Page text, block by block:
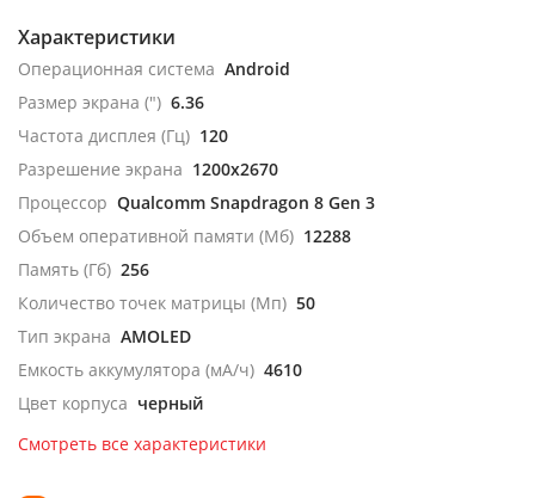
Характеристики
Операционная система Android
Размер экрана (") 6.36
Частота дисплея (Гц) 120
Разрешение экрана 1200x2670
Процессор Qualcomm Snapdragon 8 Gen 3
Объем оперативной памяти (Мб) 12288
Память (Гб) 256
Количество точек матрицы (Мп) 50
Тип экрана AMOLED
Емкость аккумулятора (мА/ч) 4610
Цвет корпуса черный
Смотреть все характеристики